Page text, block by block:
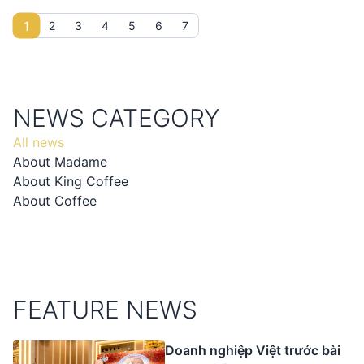
một ngành hàng xuất khẩu tỉ USD.
1 2 3 4 5 6 7
NEWS CATEGORY
All news
About Madame
About King Coffee
About Coffee
FEATURE NEWS
Doanh nghiệp Việt trước bài